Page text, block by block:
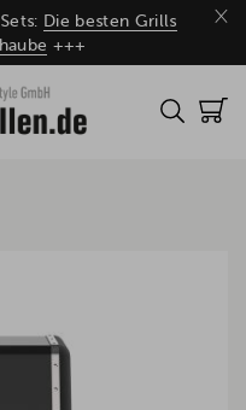
×
Die besten Grills
+++